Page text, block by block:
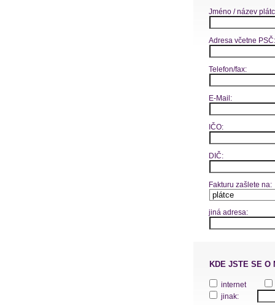
Jméno / název
Adresa včetne PSČ:
Telefon/fax:
E-Mail:
IČO:
DIČ:
Fakturu zašlete na:
jiná adresa:
KDE JSTE SE O
internet
jinak: